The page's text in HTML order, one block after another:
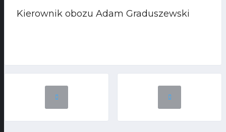
Kierownik obozu Adam Graduszewski